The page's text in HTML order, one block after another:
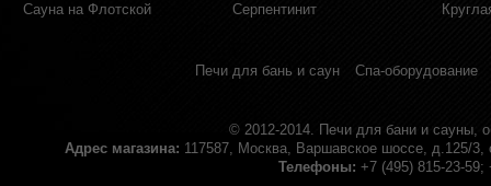
Сауна на Флотской
Серпентинит
Печи для бань и саун Спа-оборудование
© 2012-2014. Печи для бани и сауны,
Адрес магазина: 117587, Москва, Варшавское шоссе, д.125/
Телефоны: +7 (495) 815-23-